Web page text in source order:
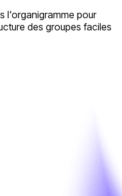
l'organigramme pour
des groupes faciles